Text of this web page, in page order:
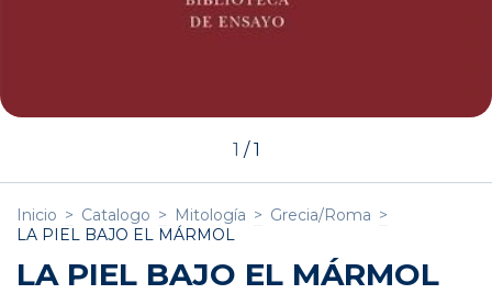
1 /1
Inicio > Catalogo > Mitología > Grecia/Roma >
LA PIEL BAJO EL MÁRMOL
LA PIEL BAJO EL MÁRMOL